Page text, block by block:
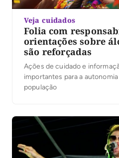
Veja cuidados
Folia com
orientações sobre
são reforçadas
Ações de cuidado e
importantes para a
população